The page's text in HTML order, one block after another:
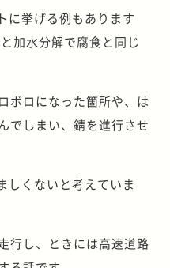
に挙げる例もあります
加水分解で腐食と同じ
ボロになった箇所や、は
でしまい、錆を進行させ
しくないと考えていま
行し、ときには高速道路